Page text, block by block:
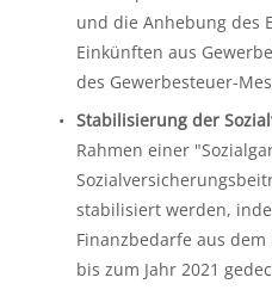
und die Anhebung des
Einkünften aus
des Gewerbesteuer-
Stabilisierung der
Rahmen einer
stabilisiert werden,
Finanzbedarfe aus
bis zum Jahr 2021